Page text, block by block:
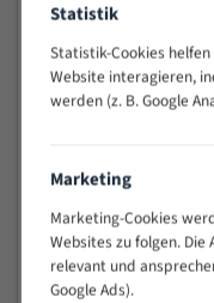
schwierigen
wechselnde
Sehr geringe
Technische
Positiver
Bandkörper aus
Statistik
Statistik-Cookies
Website interagieren,
werden (z. B. Google
Marketing
Marketing-Cookies
Websites zu folgen. Die
relevant und
Google Ads).